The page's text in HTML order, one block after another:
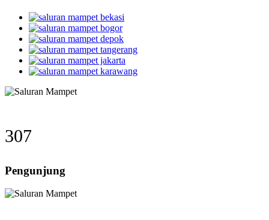
307
Pengunjung